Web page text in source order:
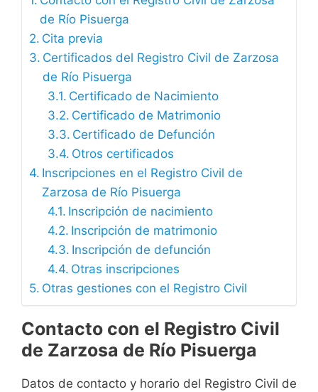
de Río Pisuerga
Cita previa
Certificados del Registro Civil de Zarzosa
de Río Pisuerga
Certificado de Nacimiento
Certificado de Matrimonio
Certificado de Defunción
Otros certificados
Inscripciones en el Registro Civil de
Zarzosa de Río Pisuerga
Inscripción de nacimiento
Inscripción de matrimonio
Inscripción de defunción
Otras inscripciones
Otras gestiones con el Registro Civil
Contacto con el Registro Civil
de Zarzosa de Río Pisuerga
Datos de contacto y horario del Registro Civil de